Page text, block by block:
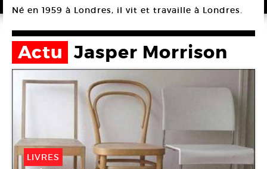
Né en 1959 à Londres, il vit et travaille à Londres.
Actu Jasper Morrison
LIVRES